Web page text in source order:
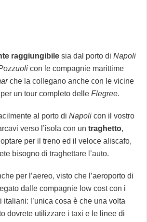
raggiungibile sia dal porto diNapoli
con le compagnie marittime
che la collegano anche con le vicine
per un tour completo delleFlegree.
al porto diNapoli con il vostro
verso l’isola con untraghetto,
per il treno ed il veloce aliscafo,
bisogno di traghettare l’auto.
per l’aereo, visto che l’aeroporto di
dalle compagnie low cost con i
italiani: l’unica cosa è che una volta
dovrete utilizzare i taxi e le linee di